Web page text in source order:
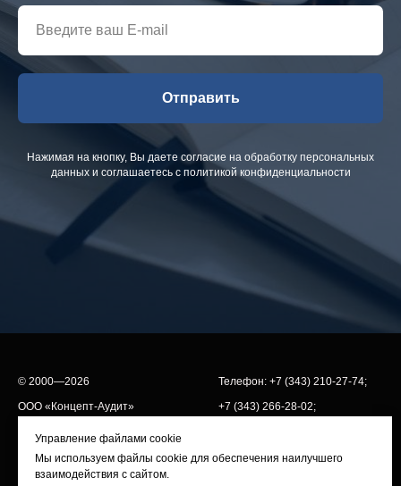
Управление файлами cookie
Мы используем файлы cookie для обеспечения наилучшего
взаимодействия с сайтом.
Отправить
Нажимая на кнопку, Вы даете согласие на обработку персональных
данных и соглашаетесь c политикой конфиденциальности
© 2000—2026
ООО «Концепт-Аудит»
ИНН 6664077869
Телефон: +7 (343) 210-27-74;
+7 (343) 266-28-02;
+7 (908) 91−63−460